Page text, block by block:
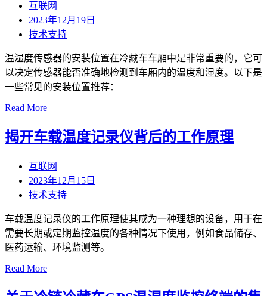
互联网
2023年12月19日
技术支持
温湿度传感器的安装位置在冷藏车车厢中是非常重要的，它可
以决定传感器能否准确地检测到车厢内的温度和湿度。以下是
一些常见的安装位置推荐：
Read More
揭开车载温度记录仪背后的工作原理
互联网
2023年12月15日
技术支持
车载温度记录仪的工作原理使其成为一种理想的设备，用于在
需要长期或定期监控温度的各种情况下使用，例如食品储存、
医药运输、环境监测等。
Read More